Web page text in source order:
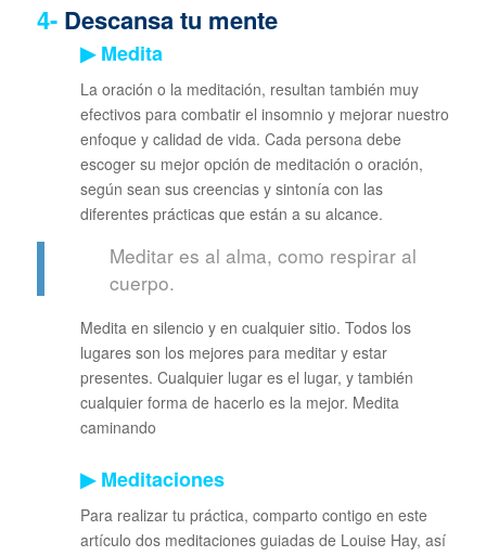
4-Descansa tu mente
▶ Medita
La oración o la meditación, resultan también muy
efectivos para combatir el insomnio y mejorar nuestro
enfoque y calidad de vida. Cada persona debe
escoger su mejor opción de meditación o oración,
según sean sus creencias y sintonía con las
diferentes prácticas que están a su alcance.
Meditar es al alma, como respirar al
cuerpo.
Medita en silencio y en cualquier sitio. Todos los
lugares son los mejores para meditar y estar
presentes. Cualquier lugar es el lugar, y también
cualquier forma de hacerlo es la mejor. Medita
caminando
▶ Meditaciones
Para realizar tu práctica, comparto contigo en este
artículo dos meditaciones guiadas de Louise Hay, así